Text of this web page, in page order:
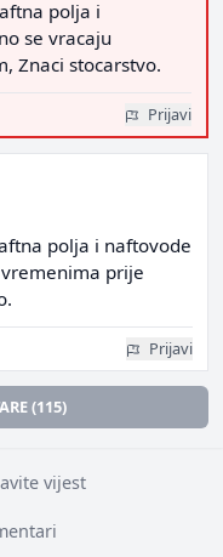
polja i
se vracaju
Znaci stocarstvo.
Prijavi
polja i naftovode
prije
Prijavi
(115)
vijest